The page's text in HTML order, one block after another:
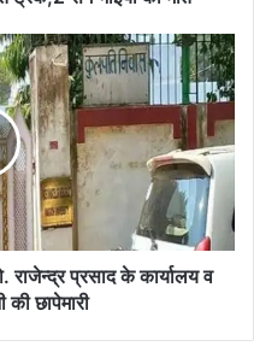
प्रसाद के कार्यालय व
की छापेमारी